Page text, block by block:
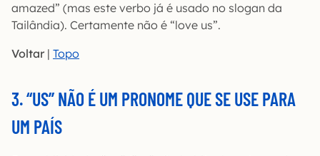
amazed” (mas este verbo já é usado no slogan da
Tailândia). Certamente não é “love us”.
Voltar | Topo
3. “US” NÃO É UM PRONOME QUE SE USE PARA
UM PAÍS